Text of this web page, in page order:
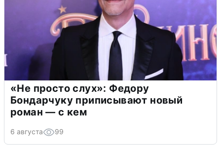
«Не просто слух»: Федору
Бондарчуку приписывают новый
роман — с кем
6 августа 99